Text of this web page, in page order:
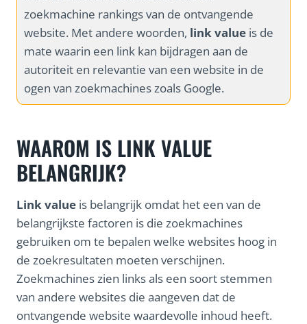
zoekmachine rankings van de ontvangende
website. Met andere woorden, link value is de
mate waarin een link kan bijdragen aan de
autoriteit en relevantie van een website in de
ogen van zoekmachines zoals Google.
WAAROM IS LINK VALUE
BELANGRIJK?
Link value is belangrijk omdat het een van de
belangrijkste factoren is die zoekmachines
gebruiken om te bepalen welke websites hoog in
de zoekresultaten moeten verschijnen.
Zoekmachines zien links als een soort stemmen
van andere websites die aangeven dat de
ontvangende website waardevolle inhoud heeft.